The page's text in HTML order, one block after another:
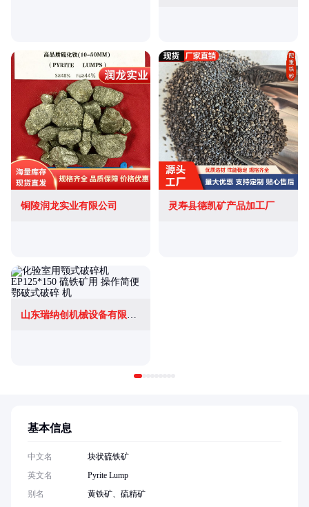
铜陵润龙实业有限公司 灵寿县德凯矿产品加工厂
基本信息
中文名
块状硫铁矿
英文名
Pyrite Lump
别名
黄铁矿、硫精矿